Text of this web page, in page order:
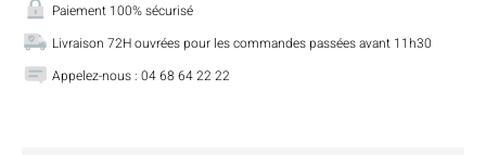
Paiement 100% sécurisé
Livraison 72H ouvrées pour les commandes passées avant 11h30
Appelez-nous : 04 68 64 22 22